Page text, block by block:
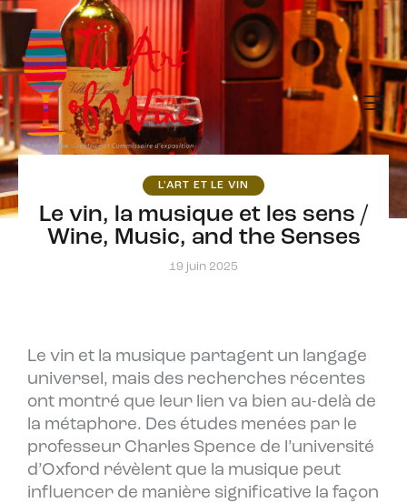
L'ART ET LE VIN
Le vin, la musique et les sens /
Wine, Music, and the Senses
19 juin 2025
Le vin et la musique partagent un langage
universel, mais des recherches récentes
ont montré que leur lien va bien au-delà de
la métaphore. Des études menées par le
professeur Charles Spence de l’université
d’Oxford révèlent que la musique peut
influencer de manière significative la façon